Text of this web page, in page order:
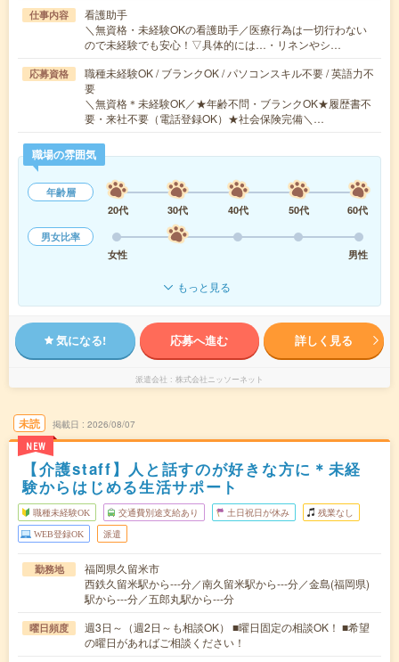
仕事内容
看護助手
＼無資格・未経験OKの看護助手／医療行為は一切行わない
ので未経験でも安心！▽具体的には…・リネンやシ…
応募資格
職種未経験OK / ブランクOK / パソコンスキル不要 / 英語力不
要
＼無資格＊未経験OK／★年齢不問・ブランクOK★履歴書不
要・来社不要（電話登録OK）★社会保険完備＼…
職場の雰囲気
年齢層
20代
30代 40代 50代
60代
男女比率
女性
男性
もっと見る
気になる! 応募へ進む 詳しく見る
派遣会社 株式会社ニッソーネット
未読
NEW
掲載日 2026/08/07
【介護staff】人と話すのが好きな方に＊未経
験からはじめる生活サポート
職種未経験OK 交通費別途支給あり 土日祝日が休み 残業なし
WEB登録OK 派遣
勤務地
福岡県久留米市
西鉄久留米駅から---分／南久留米駅から---分／金島(福岡県)
駅から---分／五郎丸駅から---分
曜日頻度
週3日～（週2日～も相談OK） ■曜日固定の相談OK！ ■希望
の曜日があればご相談ください！